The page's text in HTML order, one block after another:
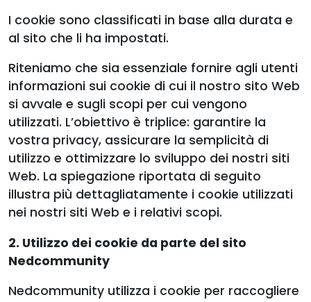
I cookie sono classificati in base alla durata e
al sito che li ha impostati.
Riteniamo che sia essenziale fornire agli utenti
informazioni sui cookie di cui il nostro sito Web
si avvale e sugli scopi per cui vengono
utilizzati. L’obiettivo è triplice: garantire la
vostra privacy, assicurare la semplicità di
utilizzo e ottimizzare lo sviluppo dei nostri siti
Web. La spiegazione riportata di seguito
illustra più dettagliatamente i cookie utilizzati
nei nostri siti Web e i relativi scopi.
2. Utilizzo dei cookie da parte del sito
Nedcommunity
Nedcommunity utilizza i cookie per raccogliere